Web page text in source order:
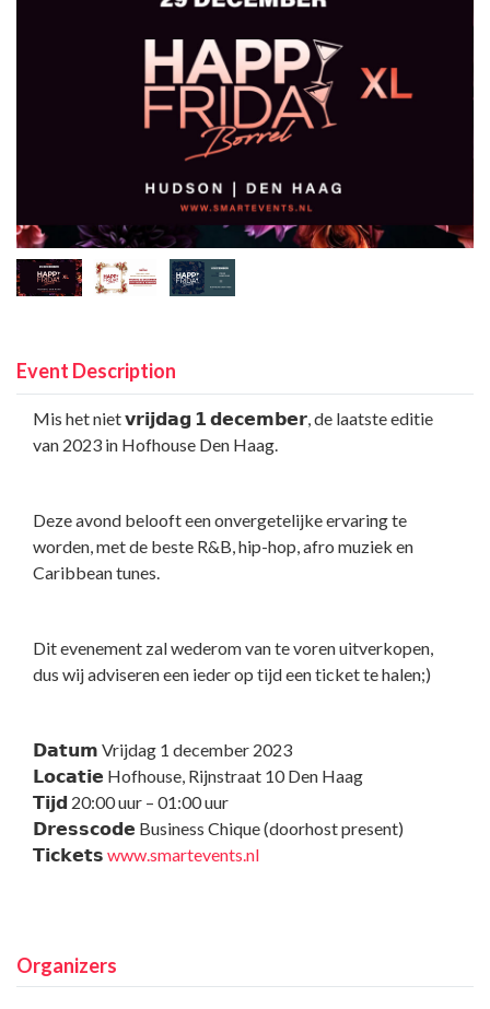
Event Description
Mis het niet 𝘃𝗿𝗶𝗷𝗱𝗮𝗴 𝟭 𝗱𝗲𝗰𝗲𝗺𝗯𝗲𝗿, de laatste editie
van 2023 in Hofhouse Den Haag.
Deze avond belooft een onvergetelijke ervaring te
worden, met de beste R&B, hip-hop, afro muziek en
Caribbean tunes.
Dit evenement zal wederom van te voren uitverkopen,
dus wij adviseren een ieder op tijd een ticket te halen;)
𝗗𝗮𝘁𝘂𝗺 Vrijdag 1 december 2023
𝗟𝗼𝗰𝗮𝘁𝗶𝗲 Hofhouse, Rijnstraat 10 Den Haag
𝗧𝗶𝗷𝗱 20:00 uur – 01:00 uur
𝗗𝗿𝗲𝘀𝘀𝗰𝗼𝗱𝗲 Business Chique (doorhost present)
𝗧𝗶𝗰𝗸𝗲𝘁𝘀 www.smartevents.nl
Organizers